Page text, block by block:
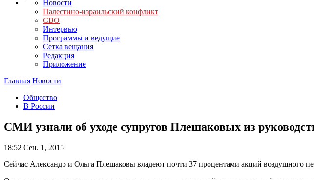
Новости
Палестино-израильский конфликт
СВО
Интервью
Программы и ведущие
Сетка вещания
Редакция
Приложение
Главная Новости
Общество
В России
СМИ узнали об уходе супругов Плешаковых из
18:52 Сен. 1, 2015
Сейчас Александр и Ольга Плешаковы владеют почти 37 процентами акций воздушного